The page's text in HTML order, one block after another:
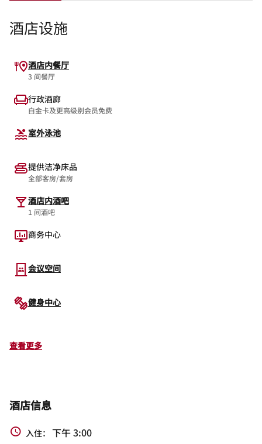
酒店设施
酒店内餐厅
3 间餐厅
行政酒廊
白金卡及更高级别会员免费
室外泳池
提供洁净床品
全部客房/套房
酒店内酒吧
1 间酒吧
商务中心
会议空间
健身中心
查看更多
酒店信息
入住： 下午 3:00